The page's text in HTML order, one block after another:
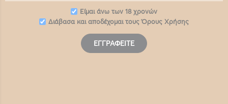
Eίμαι άνω των 18 χρονών
Διάβασα και αποδέχομαι τουςΌρους Χρήσης
ΕΓΓΡΑΦΕΊΤΕ